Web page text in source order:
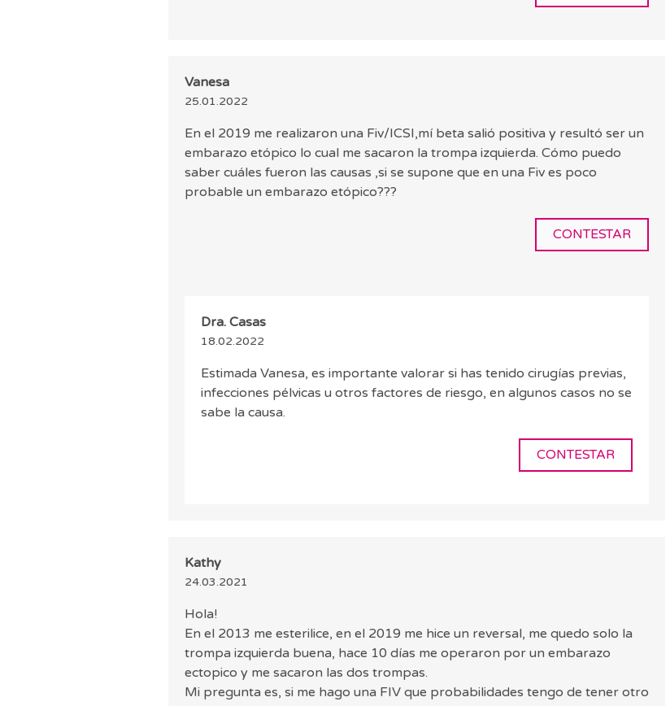
Vanesa
25.01.2022
En el 2019 me realizaron una Fiv/ICSI,mí beta salió positiva y resultó ser un
embarazo etópico lo cual me sacaron la trompa izquierda. Cómo puedo
saber cuáles fueron las causas ,si se supone que en una Fiv es poco
probable un embarazo etópico???
CONTESTAR
Dra. Casas
18.02.2022
Estimada Vanesa, es importante valorar si has tenido cirugías previas,
infecciones pélvicas u otros factores de riesgo, en algunos casos no se
sabe la causa.
CONTESTAR
Kathy
24.03.2021
Hola!
En el 2013 me esterilice, en el 2019 me hice un reversal, me quedo solo la
trompa izquierda buena, hace 10 días me operaron por un embarazo
ectopico y me sacaron las dos trompas.
Mi pregunta es, si me hago una FIV que probabilidades tengo de tener otro